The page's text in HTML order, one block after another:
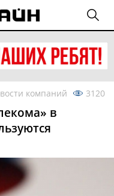
компаний 3120
в